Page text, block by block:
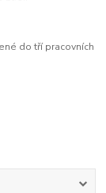
do tří pracovních